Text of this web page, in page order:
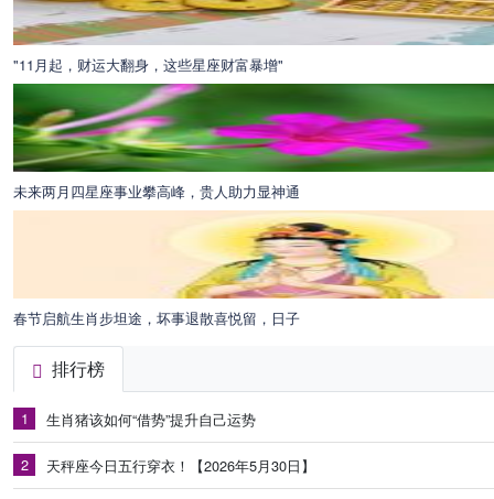
"11月起，财运大翻身，这些星座财富暴增"
未来两月四星座事业攀高峰，贵人助力显神通
春节启航生肖步坦途，坏事退散喜悦留，日子
排行榜
1 生肖猪该如何“借势”提升自己运势
2 天秤座今日五行穿衣！【2026年5月30日】